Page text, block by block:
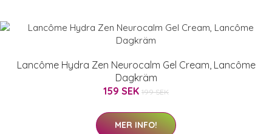
Lancôme Hydra Zen Neurocalm Gel Cream, Lancôme
Dagkräm
159 SEK 199 SEK
MER INFO!